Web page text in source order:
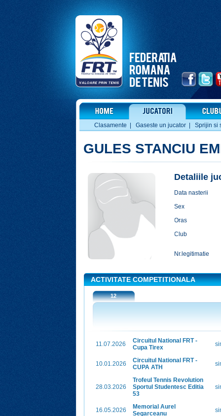
Clasamente Gaseste un jucator Sprijin si
GULES STANCIU
Detaliile
Data nasterii
Sex
Oras
Club
Nr.legitimatie
ACTIVITATE COMPETITIONALA
12
11.07.2026
Circuitul National FRT -
Cupa Tirex
10.01.2026
Circuitul National FRT -
CUPA ATH
28.03.2026
Trofeul Tennis Revolution
Sportul Studentesc Editia
53
16.05.2026
Memorial Aurel
Segarceanu